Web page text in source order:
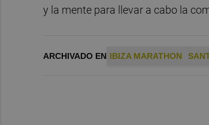
y la mente para llevar a cabo la
ARCHIVADO EN IBIZA MARATHON